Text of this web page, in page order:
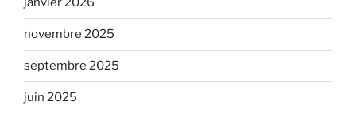
novembre 2025
septembre 2025
juin 2025